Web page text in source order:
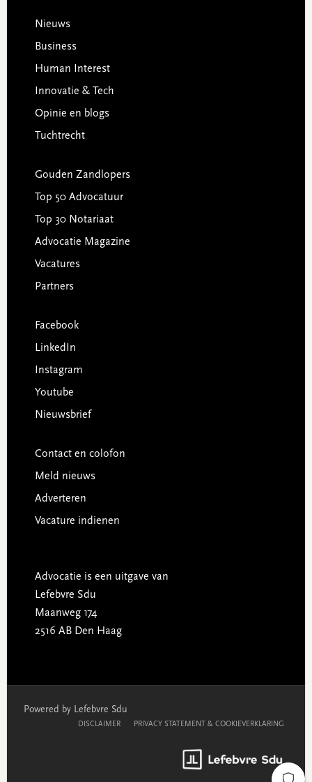
Footer
Nieuws
Business
Human Interest
Innovatie & Tech
Opinie en blogs
Tuchtrecht
Gouden Zandlopers
Top 50 Advocatuur
Top 30 Notariaat
Advocatie Magazine
Vacatures
Partners
Facebook
LinkedIn
Instagram
Youtube
Nieuwsbrief
Contact en colofon
Meld nieuws
Adverteren
Vacature indienen
Advocatie is een uitgave van
Lefebvre Sdu
Maanweg 174
2516 AB Den Haag
Powered by Lefebvre Sdu
DISCLAIMER PRIVACY STATEMENT & COOKIEVERKLARING